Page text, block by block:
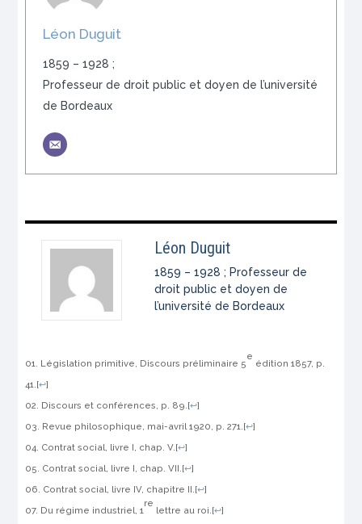
Léon Duguit
1859 – 1928 ;
Professeur de droit public et doyen de l’université
de Bordeaux
Léon Duguit
1859 – 1928 ; Professeur de
droit public et doyen de
l’université de Bordeaux
Législation primitive, Discours préliminaire 5
e
édition 1857, p.
41.[↩]
Discours et conférences, p. 89.[↩]
Revue philosophique, mai-avril 1920, p. 271.[↩]
Contrat social, livre I, chap. V.[↩]
Contrat social, livre I, chap. VII.[↩]
Contrat social, livre IV, chapitre II.[↩]
Du régime industriel, 1
re
lettre au roi.[↩]